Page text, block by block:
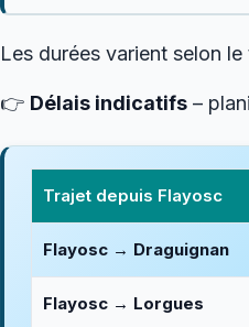
Les durées varient selon
👉 Délais indicatifs –
Trajet depuis Flayosc
Flayosc → Draguignan
Flayosc → Lorgues